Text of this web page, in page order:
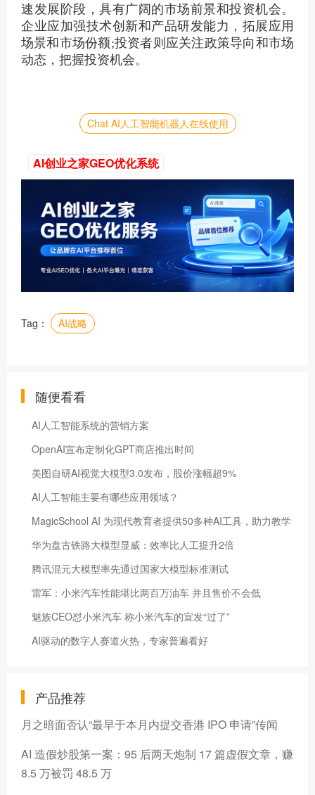
速发展阶段，具有广阔的市场前景和投资机会。
企业应加强技术创新和产品研发能力，拓展应用
场景和市场份额;投资者则应关注政策导向和市场
动态，把握投资机会。
Chat AI人工智能机器人在线使用
AI创业之家GEO优化系统
Tag： AI战略
随便看看
AI人工智能系统的营销方案
OpenAI宣布定制化GPT商店推出时间
美图自研AI视觉大模型3.0发布，股价涨幅超9%
AI人工智能主要有哪些应用领域？
MagicSchool AI 为现代教育者提供50多种AI工具，助力教学
华为盘古铁路大模型显威：效率比人工提升2倍
腾讯混元大模型率先通过国家大模型标准测试
雷军：小米汽车性能堪比两百万油车 并且售价不会低
魅族CEO怼小米汽车 称小米汽车的宣发“过了”
AI驱动的数字人赛道火热，专家普遍看好
产品推荐
月之暗面否认“最早于本月内提交香港 IPO 申请”传闻
AI 造假炒股第一案：95 后两天炮制 17 篇虚假文章，赚
8.5 万被罚 48.5 万